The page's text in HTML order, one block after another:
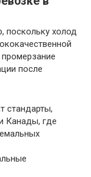
поскольку холод
после
стандарты,
Канады, где